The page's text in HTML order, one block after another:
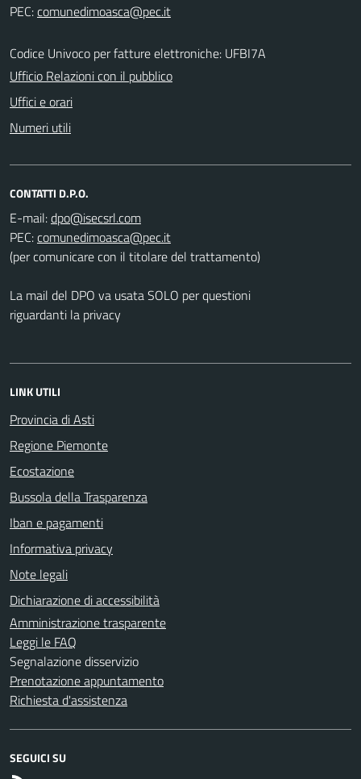
PEC:
Codice Univoco per fatture elettroniche: UFBI7A
Ufficio Relazioni con il pubblico
Uffici e orari
Numeri utili
CONTATTI D.P.O.
E-mail:
PEC:
(per comunicare con il titolare del trattamento)
La mail del DPO va usata SOLO per questioni
riguardanti la privacy
LINK UTILI
Provincia di Asti
Regione Piemonte
Ecostazione
Bussola della Trasparenza
Iban e pagamenti
Informativa privacy
Note legali
Dichiarazione di accessibilità
Amministrazione trasparente
Leggi le FAQ
Segnalazione disservizio
Prenotazione appuntamento
Richiesta d'assistenza
SEGUICI SU